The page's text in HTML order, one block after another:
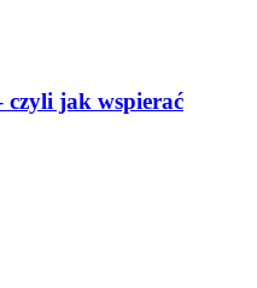
czyli jak wspierać